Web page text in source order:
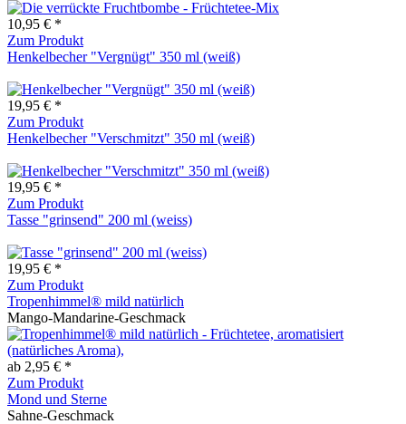
10,95 € *
Zum Produkt
Henkelbecher "Vergnügt" 350 ml (weiß)
19,95 € *
Zum Produkt
Henkelbecher "Verschmitzt" 350 ml (weiß)
19,95 € *
Zum Produkt
Tasse "grinsend" 200 ml (weiss)
19,95 € *
Zum Produkt
Tropenhimmel® mild natürlich
Mango-Mandarine-Geschmack
ab 2,95 € *
Zum Produkt
Mond und Sterne
Sahne-Geschmack